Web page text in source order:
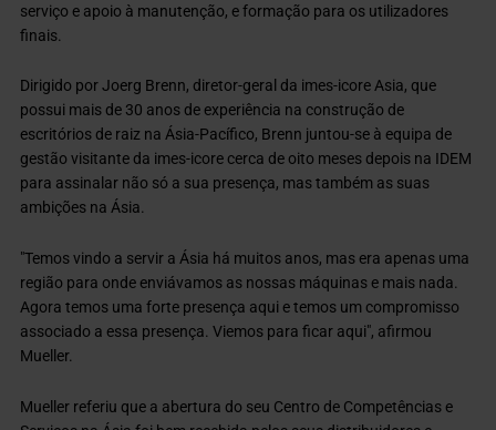
serviço e apoio à manutenção, e formação para os utilizadores
finais.
Dirigido por Joerg Brenn, diretor-geral da imes-icore Asia, que
possui mais de 30 anos de experiência na construção de
escritórios de raiz na Ásia-Pacífico, Brenn juntou-se à equipa de
gestão visitante da imes-icore cerca de oito meses depois na IDEM
para assinalar não só a sua presença, mas também as suas
ambições na Ásia.
"Temos vindo a servir a Ásia há muitos anos, mas era apenas uma
região para onde enviávamos as nossas máquinas e mais nada.
Agora temos uma forte presença aqui e temos um compromisso
associado a essa presença. Viemos para ficar aqui", afirmou
Mueller.
Mueller referiu que a abertura do seu Centro de Competências e